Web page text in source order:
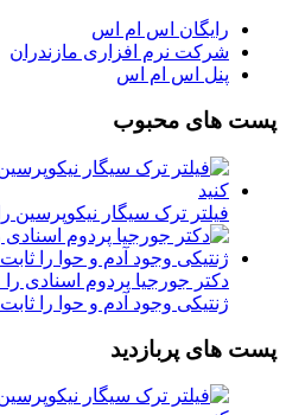
رایگان اس ام اس
شرکت نرم افزاری مازندران
پنل اس ام اس
پست های محبوب
فیلتر ترک سیگار نیکوپرسین
دکتر جورجیا پردوم اسنادی
ژنتیکی وجود آدم و حوا را
پست های پربازدید